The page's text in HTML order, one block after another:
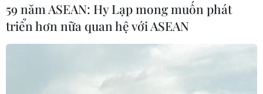
59 năm ASEAN: Hy Lạp mong muốn phát
triển hơn nữa quan hệ với ASEAN